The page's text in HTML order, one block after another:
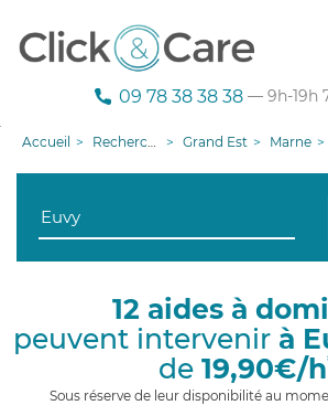
09 78 38 38 38 — 9h-19h
Accueil Recherche aide à domicile Grand Est Marne
12 aides à
peuvent intervenir à
de 19,90€/h
Sous réserve de leur disponibilité au